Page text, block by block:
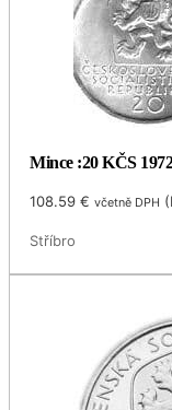
Mince :20 KČS
108.59€ včetně DPH (
Stříbro